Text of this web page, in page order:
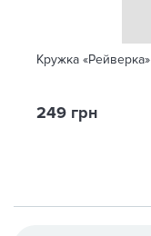
Кружка «Рейверка»
249 грн